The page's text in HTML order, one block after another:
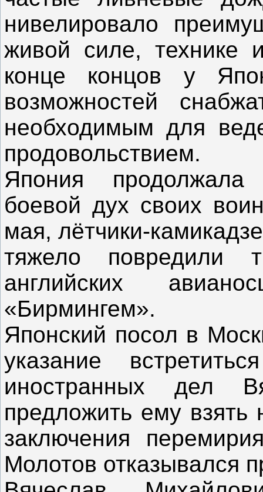
нивелировало
живой силе, технике
конце концов у
возможностей
необходимым для
продовольствием.
Япония продолжала
боевой дух своих
мая, лётчики-
тяжело повредили
английских
«Бирмингем».
Японский посол в
указание
иностранных дел
предложить ему взять
заключения
Молотов отказывался